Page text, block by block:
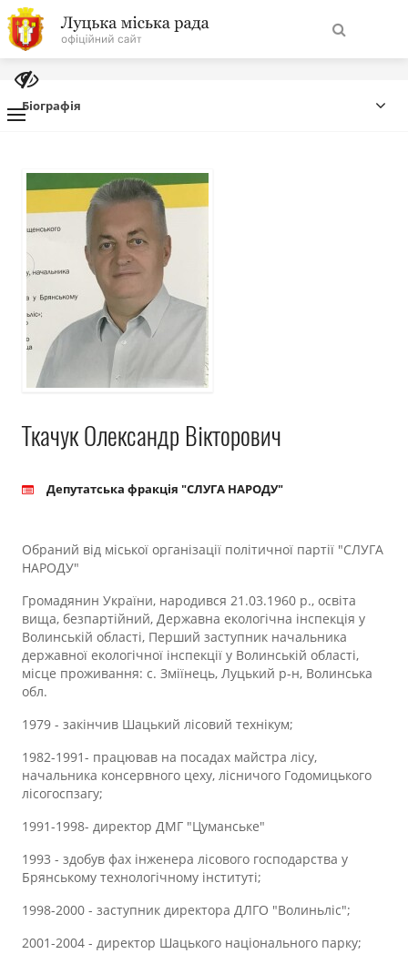
На
головну
сайту
Про місто
Міська влада
Міська рада
Бюджет
Публічна інформація
Прозорість влади
Біографія
Ткачук Олександр Вікторович
Депутатська фракція "СЛУГА НАРОДУ"
Обраний від міської організації політичної партії "СЛУГА
НАРОДУ"
Громадянин України, народився 21.03.1960 р., освіта
вища, безпартійний, Державна екологічна інспекція у
Волинській області, Перший заступник начальника
державної екологічної інспекції у Волинській області,
місце проживання: с. Зміїнець, Луцький р-н, Волинська
обл.
1979 - закінчив Шацький лісовий технікум;
1982-1991- працював на посадах майстра лісу,
начальника консервного цеху, лісничого Годомицького
лісогоспзагу;
1991-1998- директор ДМГ "Цуманське"
1993 - здобув фах інженера лісового господарства у
Брянському технологічному інституті;
1998-2000 - заступник директора ДЛГО "Волиньліс";
2001-2004 - директор Шацького національного парку;